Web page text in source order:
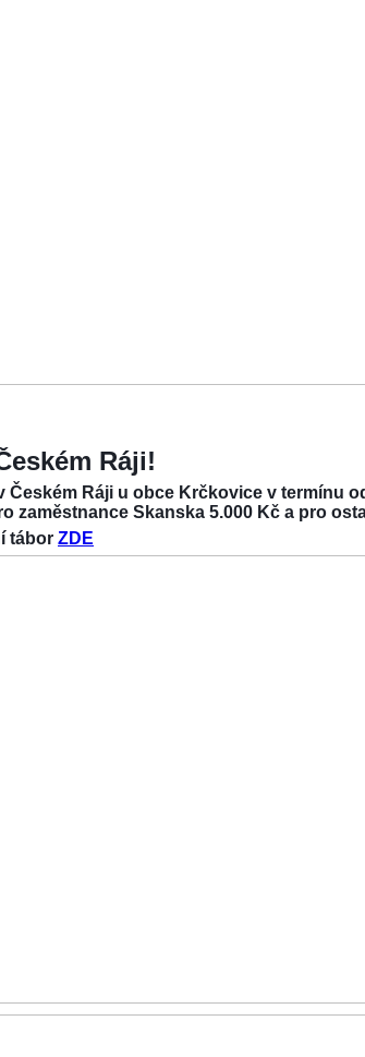
Ráji!
Českém Ráji u obce Krčkovice v termínu
zaměstnance Skanska 5.000 Kč a pro
tábor ZDE